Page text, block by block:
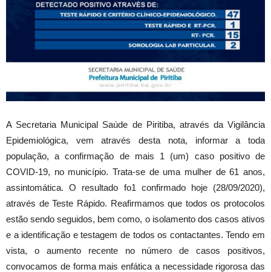
A Secretaria Municipal Saúde de Piritiba, através da Vigilância
Epidemiológica, vem através desta nota, informar a toda
população, a confirmação de mais 1 (um) caso positivo de
COVID-19, no município. Trata-se de uma mulher de 61 anos,
assintomática. O resultado fo1 confirmado hoje (28/09/2020),
através de Teste Rápido. Reafirmamos que todos os protocolos
estão sendo seguidos, bem como, o isolamento dos casos ativos
e a identificação e testagem de todos os contactantes. Tendo em
vista, o aumento recente no número de casos positivos,
convocamos de forma mais enfática a necessidade rigorosa das